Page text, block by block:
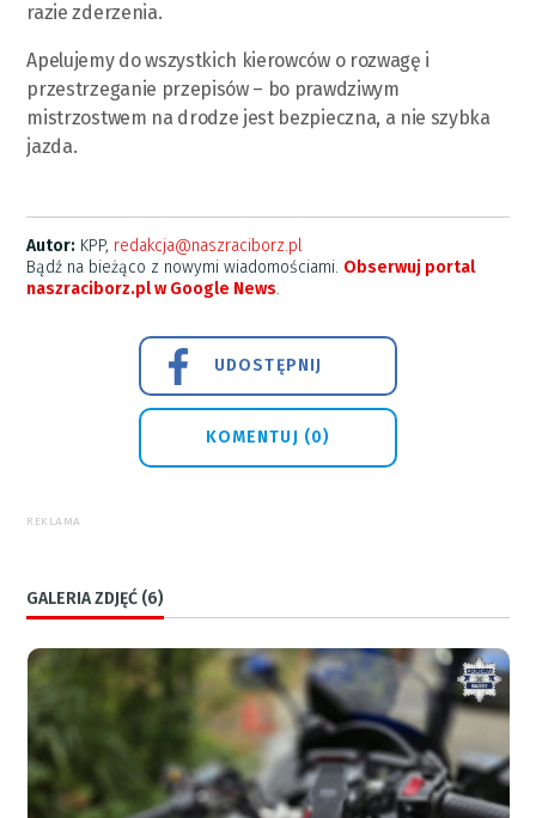
razie zderzenia.
Apelujemy do wszystkich kierowców o rozwagę i
przestrzeganie przepisów – bo prawdziwym
mistrzostwem na drodze jest bezpieczna, a nie szybka
jazda.
Autor: KPP, redakcja@naszraciborz.pl
Bądź na bieżąco z nowymi wiadomościami. Obserwuj portal
naszraciborz.pl w Google News.
UDOSTĘPNIJ
KOMENTUJ (0)
REKLAMA
GALERIA ZDJĘĆ (6)